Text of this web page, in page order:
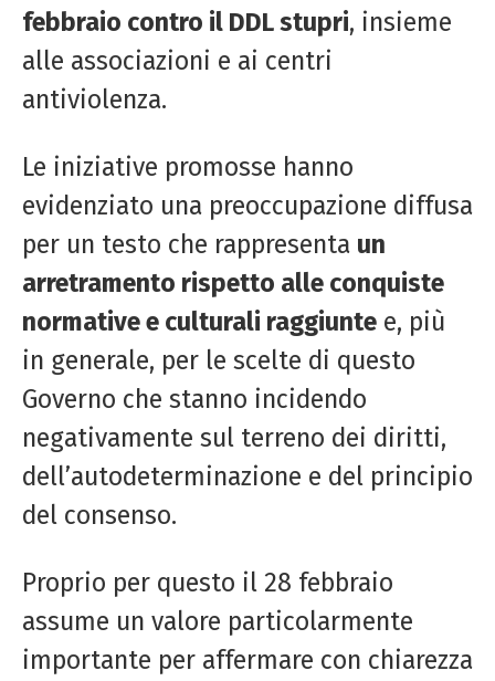
febbraio contro il DDL stupri, insieme
alle associazioni e ai centri
antiviolenza.
Le iniziative promosse hanno
evidenziato una preoccupazione diffusa
per un testo che rappresenta un
arretramento rispetto alle conquiste
normative e culturali raggiunte e, più
in generale, per le scelte di questo
Governo che stanno incidendo
negativamente sul terreno dei diritti,
dell’autodeterminazione e del principio
del consenso.
Proprio per questo il 28 febbraio
assume un valore particolarmente
importante per affermare con chiarezza